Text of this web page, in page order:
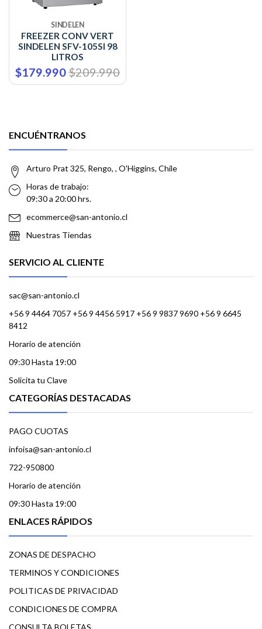
SINDELEN
FREEZER CONV VERT
SINDELEN SFV-105SI 98
LITROS
$179.990$209.990
ENCUÉNTRANOS
Arturo Prat 325, Rengo, , O'Higgins, Chile
Horas de trabajo:
09:30 a 20:00 hrs.
ecommerce@san-antonio.cl
Nuestras Tiendas
SERVICIO AL CLIENTE
sac@san-antonio.cl
+56 9 4464 7057 +56 9 4456 5917 +56 9 9837 9690 +56 9 6645
8412
Horario de atención
09:30 Hasta 19:00
Solicita tu Clave
CATEGORÍAS DESTACADAS
PAGO CUOTAS
infoisa@san-antonio.cl
722-950800
Horario de atención
09:30 Hasta 19:00
ENLACES RÁPIDOS
ZONAS DE DESPACHO
TERMINOS Y CONDICIONES
POLITICAS DE PRIVACIDAD
CONDICIONES DE COMPRA